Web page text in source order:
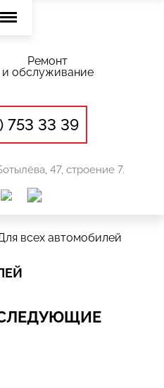
Ремонт
и обслуживание
753 33 39
47, строение 7.
всех автомобилей